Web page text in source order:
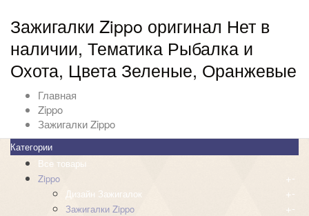
Зажигалки Zippo оригинал Нет в
наличии, Тематика Рыбалка и
Охота, Цвета Зеленые, Оранжевые
Главная
Zippo
Зажигалки Zippo
Категории
Все товары
Zippo
+-
Дизайн Зажигалок +-
Зажигалки Zippo +-